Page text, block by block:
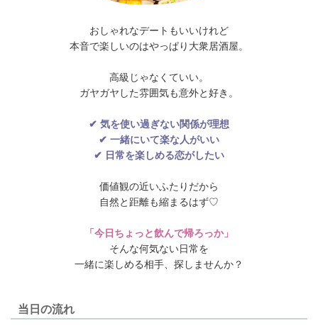
おしゃれなデートもいいけれど
本音で楽しいのはやっぱり大衆居酒屋。
高級じゃなくていい。
ガヤガヤした雰囲気も意外と好き。
✔ 気を使い過ぎない関係が理想
✔ 一緒にいて楽な人がいい
✔ 日常を楽しめる恋がしたい
価値観の近いふたりだから
自然と距離も縮まるはず♡
「今日ちょっと飲んで帰ろっか」
そんな何気ない日常を
一緒に楽しめる相手、探しませんか？
当日の流れ